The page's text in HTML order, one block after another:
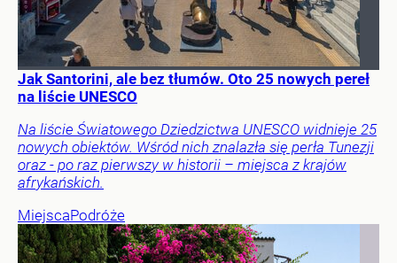
Jak Santorini, ale bez tłumów. Oto 25 nowych pereł
na liście UNESCO
Na liście Światowego Dziedzictwa UNESCO widnieje 25
nowych obiektów. Wśród nich znalazła się perła Tunezji
oraz - po raz pierwszy w historii – miejsca z krajów
afrykańskich.
MiejscaPodróże